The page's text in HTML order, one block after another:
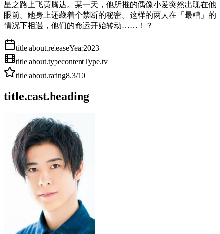
星之路上飞黄腾达。某一天，他所推的偶像小爱突然出现在他
眼前。她身上还藏着个禁断的秘密。这样的两人在「最糟」的
情况下相遇，他们的命运开始转动……！？
title.about.releaseYear2023
title.about.typecontentType.tv
title.about.rating8.3/10
title.cast.heading